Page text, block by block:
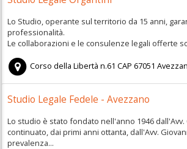
Lo Studio, operante sul territorio da 15 anni,
professionalità.
Le collaborazioni e le consulenze legali offerte
Corso della Libertà n.61 CAP 67051
Studio Legale Fedele - Avezzano
Lo studio è stato fondato nell'anno 1946 dall'Avv.
continuato, dai primi anni ottanta, dall'Avv.
prevalenza...